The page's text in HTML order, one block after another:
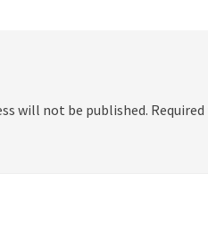
will not be published.